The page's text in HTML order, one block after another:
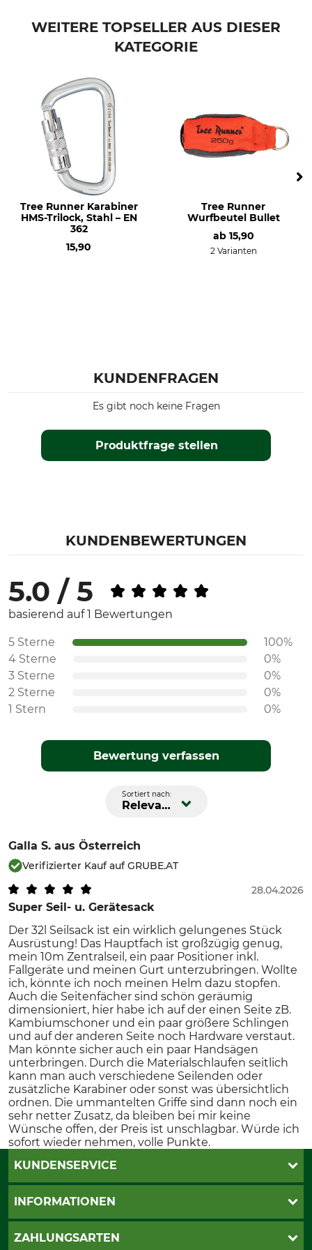
WEITERE TOPSELLER AUS DIESER
KATEGORIE
Tree Runner Karabiner
HMS-Trilock, Stahl – EN
362
15,90
Tree Runner
Wurfbeutel Bullet
ab 15,90
2 Varianten
KUNDENFRAGEN
Produktfrage stellen
Es gibt noch keine Fragen
KUNDENBEWERTUNGEN
5.0 / 5
basierend auf 1 Bewertungen
5 Sterne
100%
4 Sterne
0%
3 Sterne
0%
2 Sterne
0%
1 Stern
0%
Bewertung verfassen
Sortiert nach:
Relevanz
Galla S. aus Österreich
Verifizierter Kauf auf GRUBE.AT
Super Seil- u. Gerätesack
28.04.2026
Der 32l Seilsack ist ein wirklich gelungenes Stück
Ausrüstung! Das Hauptfach ist großzügig genug,
mein 10m Zentralseil, ein paar Positioner inkl.
Fallgeräte und meinen Gurt unterzubringen. Wollte
ich, könnte ich noch meinen Helm dazu stopfen.
Auch die Seitenfächer sind schön geräumig
dimensioniert, hier habe ich auf der einen Seite zB.
Kambiumschoner und ein paar größere Schlingen
und auf der anderen Seite noch Hardware verstaut.
Man könnte sicher auch ein paar Handsägen
unterbringen. Durch die Materialschlaufen seitlich
kann man auch verschiedene Seilenden oder
zusätzliche Karabiner oder sonst was übersichtlich
ordnen. Die ummantelten Griffe sind dann noch ein
sehr netter Zusatz, da bleiben bei mir keine
Wünsche offen, der Preis ist unschlagbar. Würde ich
sofort wieder nehmen, volle Punkte.
KUNDENSERVICE
Live-Shopping
INFORMATIONEN
AGB
ZAHLUNGSARTEN